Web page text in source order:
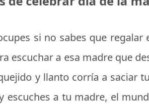
si no sabes que regalar
escuchar a esa madre que
y llanto corría a saciar
escuches a tu madre, el